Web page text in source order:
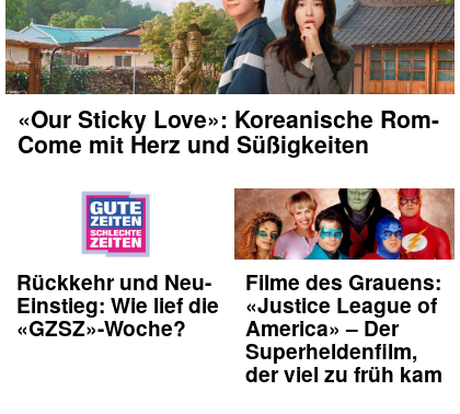
«Our Sticky Love»: Koreanische Rom-
Come mit Herz und Süßigkeiten
Rückkehr und Neu-
Einstieg: Wie lief die
«GZSZ»-Woche?
Filme des Grauens:
«Justice League of
America» – Der
Superheldenfilm,
der viel zu früh kam